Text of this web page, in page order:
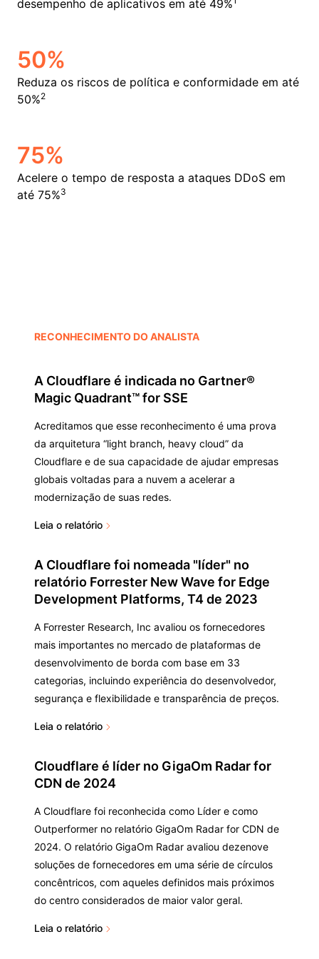
desempenho de aplicativos em até 49%
50%
Reduza os riscos de política e conformidade em até
50%2
75%
Acelere o tempo de resposta a ataques DDoS em
até 75%3
RECONHECIMENTO DO ANALISTA
A Cloudflare é indicada no Gartner®
Magic Quadrant™ for SSE
Acreditamos que esse reconhecimento é uma prova
da arquitetura “light branch, heavy cloud” da
Cloudflare e de sua capacidade de ajudar empresas
globais voltadas para a nuvem a acelerar a
modernização de suas redes.
Leia o relatório
A Cloudflare foi nomeada "líder" no
relatório Forrester New Wave for Edge
Development Platforms, T4 de 2023
A Forrester Research, Inc avaliou os fornecedores
mais importantes no mercado de plataformas de
desenvolvimento de borda com base em 33
categorias, incluindo experiência do desenvolvedor,
segurança e flexibilidade e transparência de preços.
Leia o relatório
Cloudflare é líder no GigaOm Radar for
CDN de 2024
A Cloudflare foi reconhecida como Líder e como
Outperformer no relatório GigaOm Radar for CDN de
2024. O relatório GigaOm Radar avaliou dezenove
soluções de fornecedores em uma série de círculos
concêntricos, com aqueles definidos mais próximos
do centro considerados de maior valor geral.
Leia o relatório